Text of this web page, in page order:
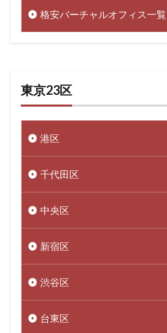
格安バーチャルオフィス一覧
東京23区
港区
千代田区
中央区
新宿区
渋谷区
台東区